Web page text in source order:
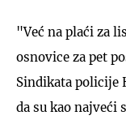
"Već na plaći za
osnovice za pet
Sindikata policije
da su kao